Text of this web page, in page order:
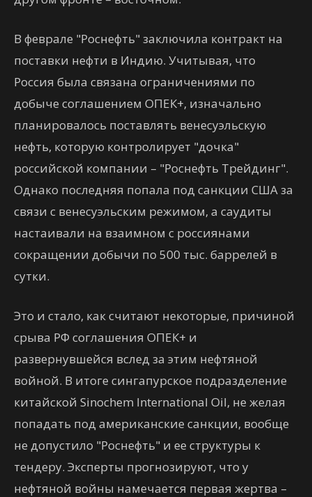
В феврале "Роснефть" заключила контракт на
поставки нефти в Индию. Учитывая, что
Россия была связана ограничениями по
добыче соглашением ОПЕК+, изначально
планировалось поставлять венесуэльскую
нефть, которую контролирует "дочка"
российской компании – "Роснефть Трейдинг".
Однако последняя попала под санкции США за
связи с венесуэльским режимом, а саудиты
настаивали на взаимном с россиянами
сокращении добычи по 500 тыс. баррелей в
сутки.
Это и стало, как считают некоторые, причиной
срыва РФ соглашения ОПЕК+ и
развернувшейся вслед за этим нефтяной
войной. В итоге сингапурское подразделение
китайской Sinochem International Oil, не желая
попадать под американские санкции, вообще
не допустило "Роснефть" и ее структуры к
тендеру. Эксперты прогнозируют, что у
нефтяной войны намечается первая жертва –